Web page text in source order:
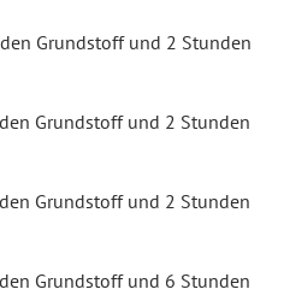
Grundstoff und 2 Stunden
Grundstoff und 2 Stunden
Grundstoff und 2 Stunden
Grundstoff und 6 Stunden